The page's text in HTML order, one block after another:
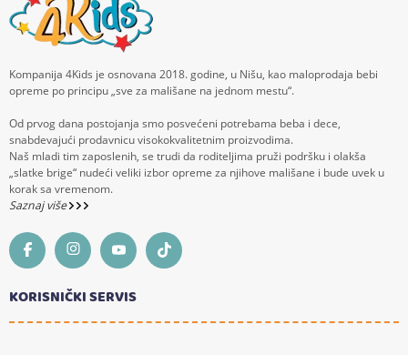
Kompanija 4Kids je osnovana 2018. godine, u Nišu, kao maloprodaja bebi
opreme po principu „sve za mališane na jednom mestu“.
Od prvog dana postojanja smo posvećeni potrebama beba i dece,
snabdevajući prodavnicu visokokvalitetnim proizvodima.
Naš mladi tim zaposlenih, se trudi da roditeljima pruži podršku i olakša
„slatke brige“ nudeći veliki izbor opreme za njihove mališane i bude uvek u
korak sa vremenom.
Saznaj više
KORISNIČKI SERVIS